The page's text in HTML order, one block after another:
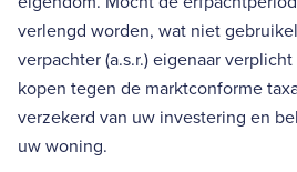
verlengd worden, wat niet
verpachter (a.s.r.) eigenaar
kopen tegen de marktconforme
verzekerd van uw investering en
uw woning.